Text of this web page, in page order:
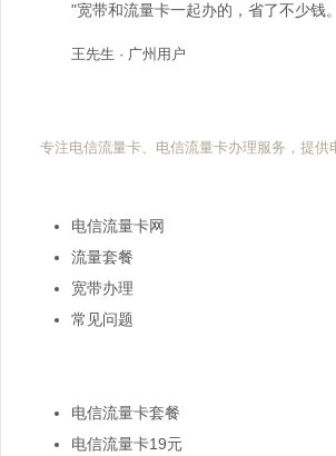
"宽带和流量卡一起办的，省了不少钱
王先生 · 广州用户
专注电信流量卡、电信流量卡办理服务，提
电信流量卡网
流量套餐
宽带办理
常见问题
电信流量卡套餐
电信流量卡19元